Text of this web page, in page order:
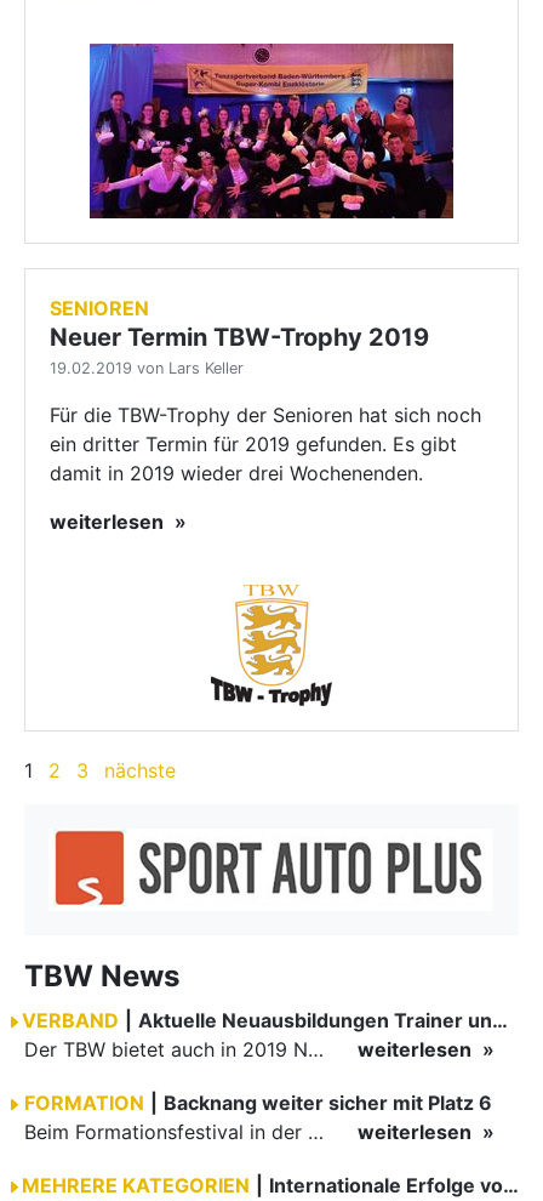
SENIOREN
Neuer Termin TBW-Trophy 2019
19.02.2019 von Lars Keller
Für die TBW-Trophy der Senioren hat sich noch
ein dritter Termin für 2019 gefunden. Es gibt
damit in 2019 wieder drei Wochenenden.
weiterlesen
1 2 3 nächste
TBW News
VERBAND
Aktuelle Neuausbildungen Trainer und Wertungsrichter
Der TBW bietet auch in 2019 Neuausbildungen für Trainer und Wertungsrichter an. Wir haben Ihnen hier einen Auszug aus dem Lehrgangsprogramm.
weiterlesen
FORMATION
Backnang weiter sicher mit Platz 6
Beim Formationsfestival in der Bremerhavener Stadthalle wurde am Samstag auch in der Lateinsektion das Wertungssystem AJS 3.0 getestet. Zum Auftakt der Standardliga war es bereits in Ludwigsburg dran.
weiterlesen
MEHRERE KATEGORIEN
Internationale Erfolge vom Wochenende